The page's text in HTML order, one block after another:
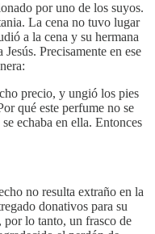
por uno de los suyos.
La cena no tuvo lugar
a la cena y su hermana
Precisamente en ese
precio, y ungió los pies
qué este perfume no se
echaba en ella. Entonces
no resulta extraño en la
donativos para su
por lo tanto, un frasco de